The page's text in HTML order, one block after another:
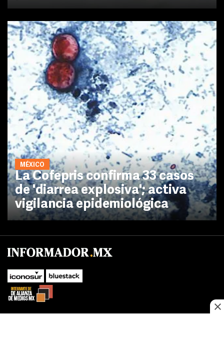
MÉXICO
La Cofepris confirma 33 casos
de 'diarrea explosiva'; activa
vigilancia epidemiológica